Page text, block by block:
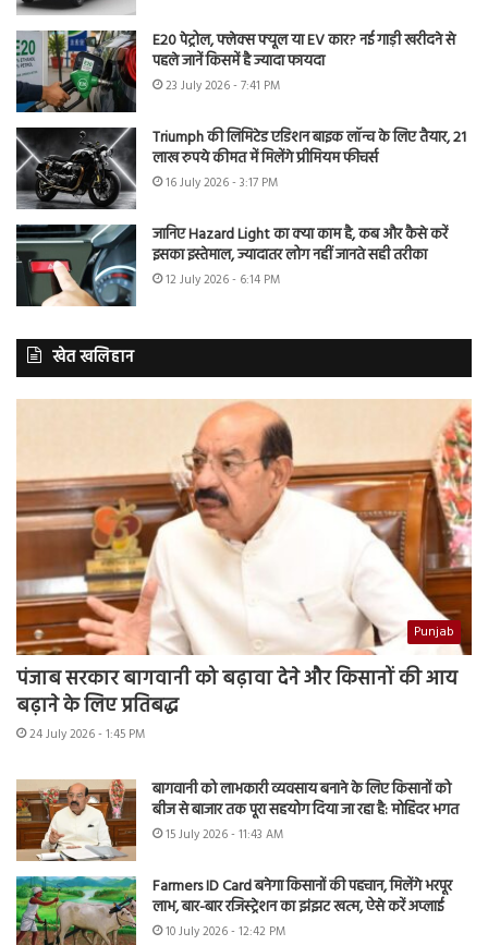
E20 पेट्रोल, फ्लेक्स फ्यूल या EV कार? नई गाड़ी खरीदने से
पहले जानें किसमें है ज्यादा फायदा
23 July 2026 - 7:41 PM
Triumph की लिमिटेड एडिशन बाइक लॉन्च के लिए तैयार, 21
लाख रुपये कीमत में मिलेंगे प्रीमियम फीचर्स
16 July 2026 - 3:17 PM
जानिए Hazard Light का क्या काम है, कब और कैसे करें
इसका इस्तेमाल, ज्यादातर लोग नहीं जानते सही तरीका
12 July 2026 - 6:14 PM
खेत खलिहान
Punjab
पंजाब सरकार बागवानी को बढ़ावा देने और किसानों की आय
बढ़ाने के लिए प्रतिबद्ध
24 July 2026 - 1:45 PM
बागवानी को लाभकारी व्यवसाय बनाने के लिए किसानों को
बीज से बाजार तक पूरा सहयोग दिया जा रहा है: मोहिंदर भगत
15 July 2026 - 11:43 AM
Farmers ID Card बनेगा किसानों की पहचान, मिलेंगे भरपूर
लाभ, बार-बार रजिस्ट्रेशन का झंझट खत्म, ऐसे करें अप्लाई
10 July 2026 - 12:42 PM